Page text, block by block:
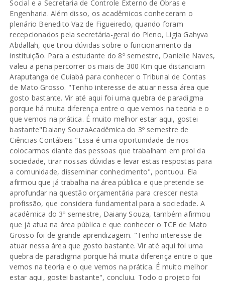
Social e a Secretaria de Controle Externo de Obras e
Engenharia. Além disso, os acadêmicos conheceram o
plenário Benedito Vaz de Figueiredo, quando foram
recepcionados pela secretária-geral do Pleno, Ligia Gahyva
Abdallah, que tirou dúvidas sobre o funcionamento da
instituição. Para a estudante do 8º semestre, Danielle Naves,
valeu a pena percorrer os mais de 300 Km que distanciam
Araputanga de Cuiabá para conhecer o Tribunal de Contas
de Mato Grosso. "Tenho interesse de atuar nessa área que
gosto bastante. Vir até aqui foi uma quebra de paradigma
porque há muita diferença entre o que vemos na teoria e o
que vemos na prática. É muito melhor estar aqui, gostei
bastante"Daiany SouzaAcadêmica do 3º semestre de
Ciências Contábeis "Essa é uma oportunidade de nos
colocarmos diante das pessoas que trabalham em prol da
sociedade, tirar nossas dúvidas e levar estas respostas para
a comunidade, disseminar conhecimento", pontuou. Ela
afirmou que já trabalha na área pública e que pretende se
aprofundar na questão orçamentária para crescer nesta
profissão, que considera fundamental para a sociedade. A
acadêmica do 3º semestre, Daiany Souza, também afirmou
que já atua na área pública e que conhecer o TCE de Mato
Grosso foi de grande aprendizagem. "Tenho interesse de
atuar nessa área que gosto bastante. Vir até aqui foi uma
quebra de paradigma porque há muita diferença entre o que
vemos na teoria e o que vemos na prática. É muito melhor
estar aqui, gostei bastante", concluiu. Todo o projeto foi